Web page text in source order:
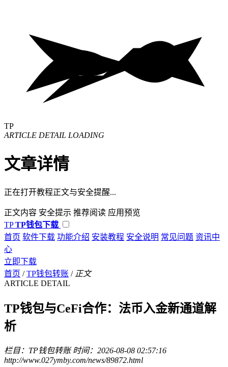
TP
ARTICLE DETAIL LOADING
文章详情
正在打开教程正文与安全提醒...
正文内容 安全提示 推荐阅读 应用预览
TP TP钱包下载
首页 软件下载 功能介绍 安装教程 安全说明 常见问题 资讯中
心
立即下载
首页 / TP钱包转账 / 正文
ARTICLE DETAIL
TP钱包与CeFi合作：法币入金新通道解
析
栏目：TP钱包转账 时间：2026-08-08 02:57:16
http://www.027ymby.com/news/89872.html